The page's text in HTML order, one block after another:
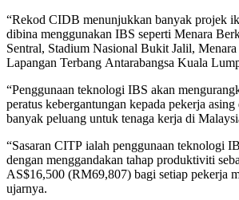
“Rekod CIDB menunjukkan banyak projek
dibina menggunakan IBS seperti Menara
Sentral, Stadium Nasional Bukit Jalil,
Lapangan Terbang Antarabangsa Kuala
“Penggunaan teknologi IBS akan
peratus kebergantungan kepada pekerja
banyak peluang untuk tenaga kerja di
“Sasaran CITP ialah penggunaan teknologi
dengan menggandakan tahap produktiviti
AS$16,500 (RM69,807) bagi setiap pekerja
ujarnya.